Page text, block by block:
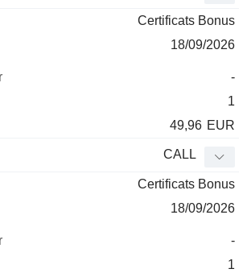
Certificats Bonus
18/09/2026
-
1
49,96 EUR
CALL
Certificats Bonus
18/09/2026
-
1